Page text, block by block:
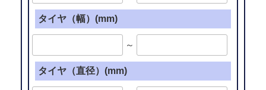
タイヤ（幅）(mm)
～
タイヤ（直径）(mm)